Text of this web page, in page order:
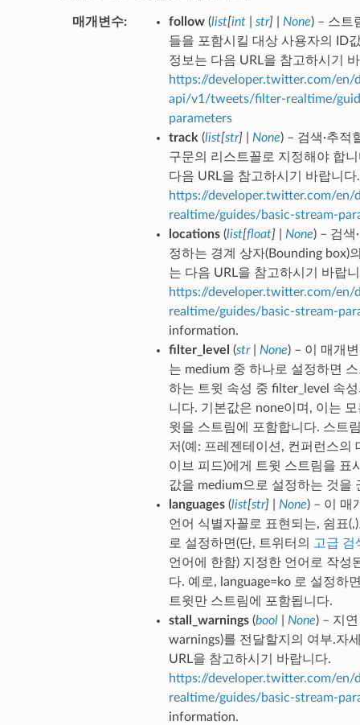
매개변수 follow(list[int| str] None) – 스트
들을 포함시킬 대상 사용자의 ID
정보는 다음 URL을 참고하시기
https://developer.twitter.com/
api/v1/tweets/filter-realtime/
parameters
track (list[str] None) – 검색·추적
구문의 리스트꼴로 지정해야 합
다음 URL을 참고하시기 바랍니다.
https://developer.twitter.com/
realtime/guides/basic-stream-
locations(list[float] None) – 검색
정하는 경계 상자(Bounding box)
는 다음 URL을 참고하시기 바랍
https://developer.twitter.com/
realtime/guides/basic-stream-
information.
filter_level (str| None) – 이 매개
는 medium 중 하나로 설정하면
하는 트윗 속성 중 filter_level 속
니다. 기본값은 none이며, 이는
윗을 스트림에 포함합니다. 스트
저(예: 프레젠테이션, 컨퍼런스의
이브 피드)에게 트윗 스트림을 표
값을 medium으로 설정하는 것을
languages(list[str] None) – 이 매
언어 식별자꼴로 표현되는, 쉼표
로 설정하면(단, 트위터의
고급 검
언어에 한함) 지정한 언어로 작성
다. 예로, language=ko 로 설정하
트윗만 스트림에 포함됩니다.
stall_warnings(bool| None) – 지
warnings)를 전달할지의 여부.자
URL을 참고하시기 바랍니다.
https://developer.twitter.com/
realtime/guides/basic-stream-
information.